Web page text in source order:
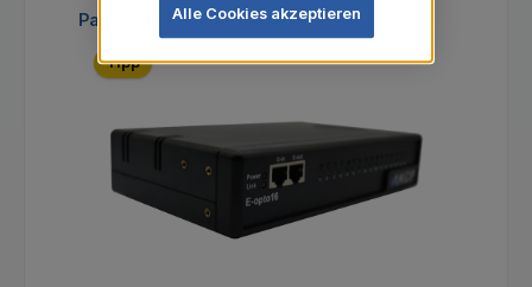
Produktgalerie überspringen
Passende Erweiterungseinheiten
Tipp
Alle Cookies akzeptieren